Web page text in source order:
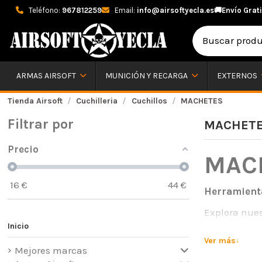
Teléfono: 967812259 Email: info@airsoftyecla.es🚚Envío
ARMAS AIRSOFT MUNICIÓN Y RECARGA EXTERNOS
Tienda Airsoft Cuchilleria Cuchillos MACHETES
Explora
aventuras
Ver más
Filtrar por
Precio
16 € 44 €
Inicio
Mejores marcas